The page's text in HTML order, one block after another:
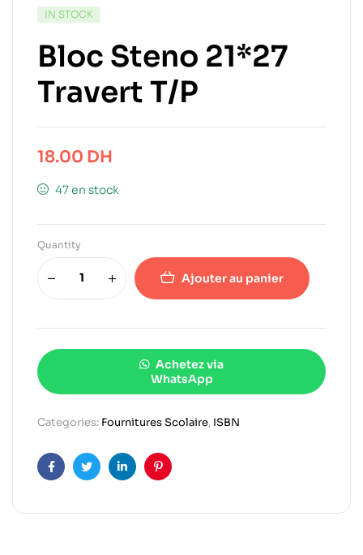
IN STOCK
Bloc Steno 21*27
Travert T/P
18.00 DH
47 en stock
Quantity
Ajouter au panier
Achetez via
WhatsApp
Categories: Fournitures Scolaire, ISBN
FacebookTwitterLinkedinPinterest